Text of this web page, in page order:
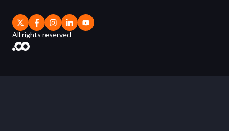
All rights reserved